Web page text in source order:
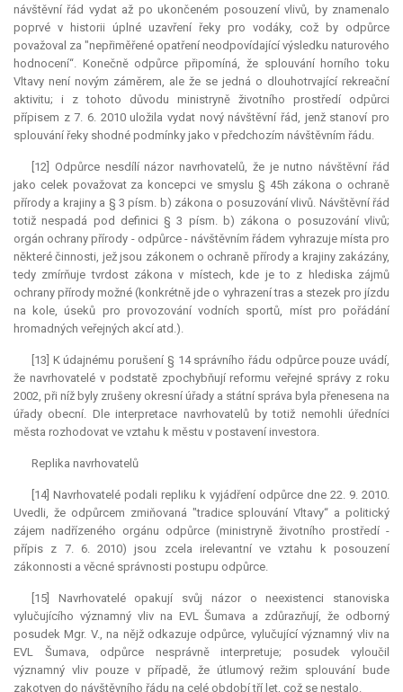
návštěvní řád vydat až po ukončeném posouzení vlivů, by znamenalo
poprvé v historii úplné uzavření řeky pro vodáky, což by odpůrce
považoval za "nepřiměřené opatření neodpovídající výsledku naturového
hodnocení“. Konečně odpůrce připomíná, že splouvání horního toku
Vltavy není novým záměrem, ale že se jedná o dlouhotrvající rekreační
aktivitu; i z tohoto důvodu ministryně životního prostředí odpůrci
přípisem z 7. 6. 2010 uložila vydat nový návštěvní řád, jenž stanoví pro
splouvání řeky shodné podmínky jako v předchozím návštěvním řádu.
[12] Odpůrce nesdílí názor navrhovatelů, že je nutno návštěvní řád
jako celek považovat za koncepci ve smyslu § 45h zákona o ochraně
přírody a krajiny a § 3 písm. b) zákona o posuzování vlivů. Návštěvní řád
totiž nespadá pod definici § 3 písm. b) zákona o posuzování vlivů;
orgán ochrany přírody - odpůrce - návštěvním řádem vyhrazuje místa pro
některé činnosti, jež jsou zákonem o ochraně přírody a krajiny zakázány,
tedy zmírňuje tvrdost zákona v místech, kde je to z hlediska zájmů
ochrany přírody možné (konkrétně jde o vyhrazení tras a stezek pro jízdu
na kole, úseků pro provozování vodních sportů, míst pro pořádání
hromadných veřejných akcí atd.).
[13] K údajnému porušení § 14 správního řádu odpůrce pouze uvádí,
že navrhovatelé v podstatě zpochybňují reformu veřejné správy z roku
2002, při níž byly zrušeny okresní úřady a státní správa byla přenesena na
úřady obecní. Dleinterpretace navrhovatelů by totiž nemohli úředníci
města rozhodovat ve vztahu k městu v postavení investora.
Replika navrhovatelů
[14] Navrhovatelé podali repliku k vyjádření odpůrce dne 22. 9. 2010.
Uvedli, že odpůrcem zmiňovaná "tradice splouvání Vltavy“ a politický
zájem nadřízeného orgánu odpůrce (ministryně životního prostředí -
přípis z 7. 6. 2010) jsou zcela irelevantní ve vztahu k posouzení
zákonnosti a věcné správnosti postupu odpůrce.
[15] Navrhovatelé opakují svůj názor o neexistenci stanoviska
vylučujícího významný vliv na EVL Šumava a zdůrazňují, že odborný
posudek Mgr. V., na nějž odkazuje odpůrce, vylučující významný vliv na
EVL Šumava, odpůrce nesprávně interpretuje; posudek vyloučil
významný vliv pouze v případě, že útlumový režim splouvání bude
zakotven do návštěvního řádu na celé období tří let, což se nestalo.